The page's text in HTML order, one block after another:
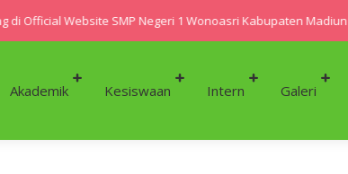
Official Website SMP Negeri 1 Wonoasri Kabupaten Madiun
Akademik Kesiswaan Intern Galeri